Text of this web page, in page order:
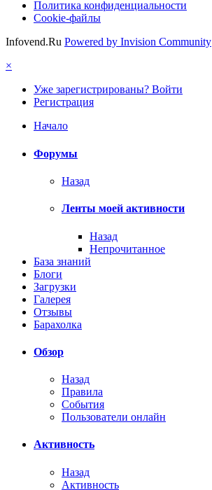
Политика конфиденциальности
Cookie-файлы
Infovend.Ru Powered by Invision Community
×
Уже зарегистрированы? Войти
Регистрация
Начало
Форумы
Назад
Ленты моей активности
Назад
Непрочитанное
База знаний
Блоги
Загрузки
Галерея
Отзывы
Барахолка
Обзор
Назад
Правила
События
Пользователи онлайн
Активность
Назад
Активность